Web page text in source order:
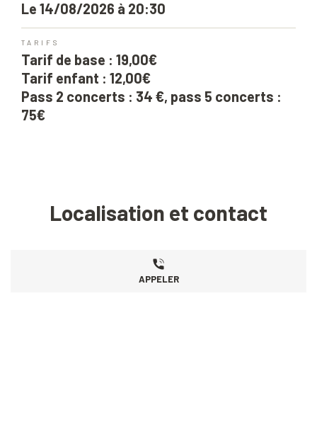
Le 14/08/2026 à 20:30
TARIFS
Tarif de base : 19,00€
Tarif enfant : 12,00€
Pass 2 concerts : 34 €, pass 5 concerts :
75€
Localisation et contact
APPELER